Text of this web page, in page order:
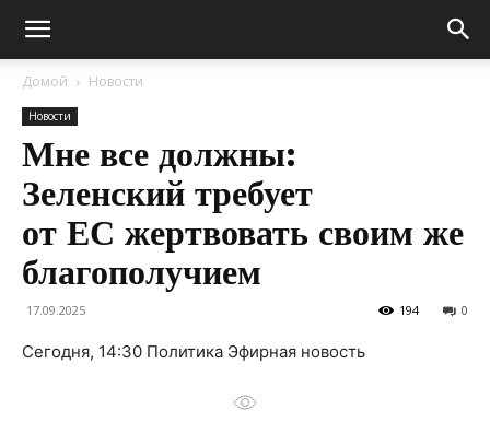
Домой Новости
Новости
Мне все должны:
Зеленский требует
от ЕС жертвовать своим же
благополучием
17.09.2025 0
194
Сегодня, 14:30 Политика Эфирная новость